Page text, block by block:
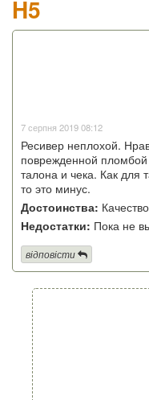
H5
7 серпня 2019 08:12
Ресивер неплохой.
поврежденной пломбой
талона и чека. Как для
то это минус.
Достоинства:
Недостатки: Пока не
відповісти